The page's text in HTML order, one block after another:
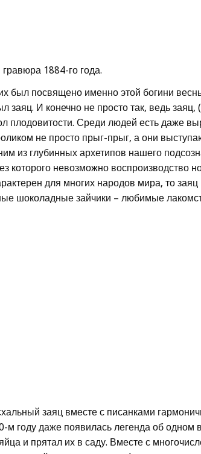
1884-го года.
был посвящено именно этой богини
заяц. И конечно не просто так, ведь заяц,
плодовитости. Среди людей есть даже
не просто прыг-прыг, а они
из глубинных архетипов нашего
которого невозможно воспроизводство
для многих народов мира, то
шоколадные зайчики – любимые
заяц вместе с писанками
м году даже появилась легенда об одном
и прятал их в саду. Вместе с